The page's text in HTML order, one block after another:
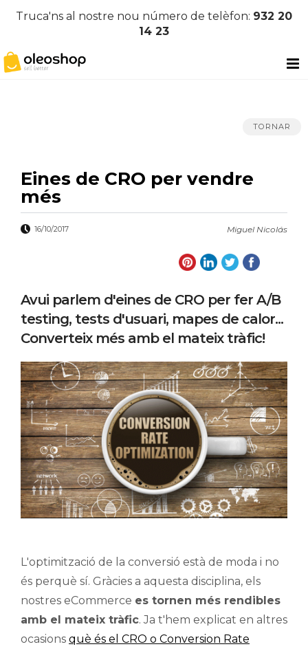
Truca'ns al nostre nou número de telèfon: 932 20
14 23
TORNAR
Eines de CRO per vendre
més
Miguel Nicolás
16/10/2017
Avui parlem d'eines de CRO per fer A/B
testing, tests d'usuari, mapes de calor...
Converteix més amb el mateix tràfic!
L'optimització de la conversió està de moda i no
és perquè sí. Gràcies a aquesta disciplina, els
nostres eCommerce es tornen més rendibles
amb el mateix tràfic. Ja t'hem explicat en altres
ocasions què és el CRO o Conversion Rate